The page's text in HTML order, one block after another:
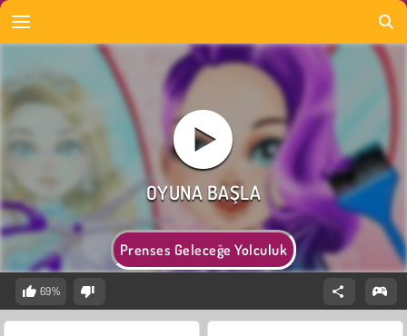
Prenses Geleceğe Yolculuk
69%